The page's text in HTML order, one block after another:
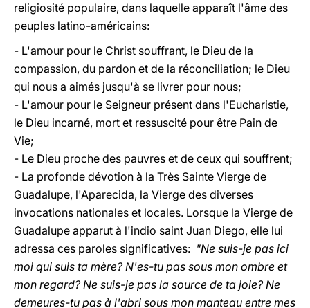
religiosité populaire, dans laquelle apparaît l'âme des
peuples latino-américains:
- L'amour pour le Christ souffrant, le Dieu de la
compassion, du pardon et de la réconciliation; le Dieu
qui nous a aimés jusqu'à se livrer pour nous;
- L'amour pour le Seigneur présent dans l'Eucharistie,
le Dieu incarné, mort et ressuscité pour être Pain de
Vie;
- Le Dieu proche des pauvres et de ceux qui souffrent;
- La profonde dévotion à la Très Sainte Vierge de
Guadalupe, l'Aparecida, la Vierge des diverses
invocations nationales et locales. Lorsque la Vierge de
Guadalupe apparut à l'indio saint Juan Diego, elle lui
adressa ces paroles significatives: "Ne suis-je pas ici
moi qui suis ta mère? N'es-tu pas sous mon ombre et
mon regard? Ne suis-je pas la source de ta joie? Ne
demeures-tu pas à l'abri sous mon manteau entre mes